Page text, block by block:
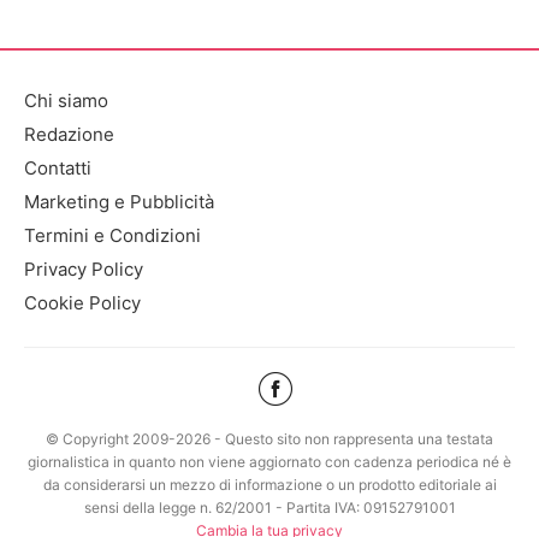
Chi siamo
Redazione
Contatti
Marketing e Pubblicità
Termini e Condizioni
Privacy Policy
Cookie Policy
© Copyright 2009-2026 - Questo sito non rappresenta una testata
giornalistica in quanto non viene aggiornato con cadenza periodica né è
da considerarsi un mezzo di informazione o un prodotto editoriale ai
sensi della legge n. 62/2001 - Partita IVA: 09152791001
Cambia la tua privacy